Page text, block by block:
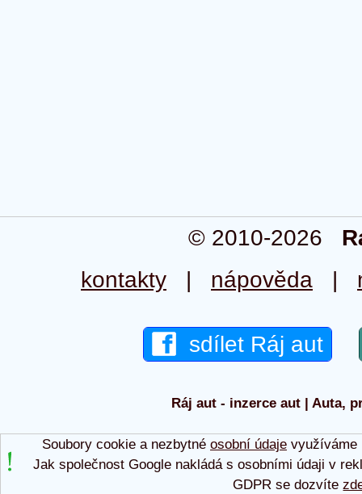
© 2010-2026
kontakty | nápověda |
sdílet Ráj aut
Ráj aut - inzerce aut | Auta,
Soubory cookie a nezbytné osobní údajevyužíváme
Jak společnost Google nakládá s osobními údaji v
GDPR se dozvíte